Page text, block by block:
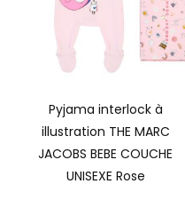
Pyjama interlock à
illustration THE MARC
JACOBS BEBE COUCHE
UNISEXE Rose